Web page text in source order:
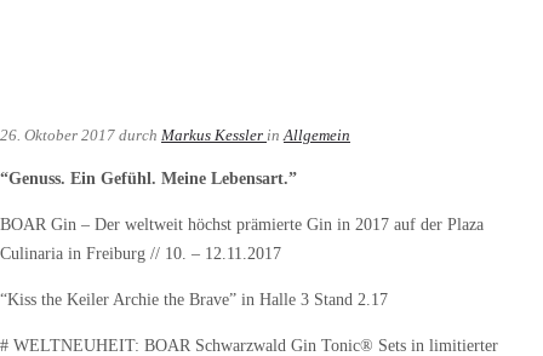
26. Oktober 2017 durch Markus Kessler in Allgemein
“Genuss. Ein Gefühl. Meine Lebensart.”
BOAR Gin – Der weltweit höchst prämierte Gin in 2017 auf der Plaza
Culinaria in Freiburg // 10. – 12.11.2017
“Kiss the Keiler Archie the Brave” in Halle 3 Stand 2.17
# WELTNEUHEIT: BOAR Schwarzwald Gin Tonic® Sets in limitierter